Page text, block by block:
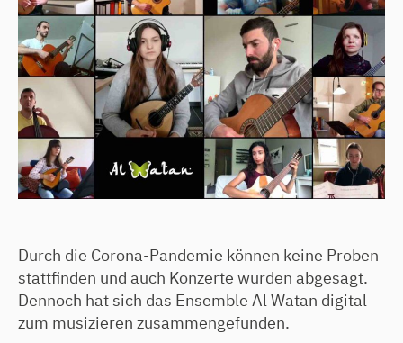
Durch die Corona-Pandemie können keine Proben
stattfinden und auch Konzerte wurden abgesagt.
Dennoch hat sich das Ensemble Al Watan digital
zum musizieren zusammengefunden.